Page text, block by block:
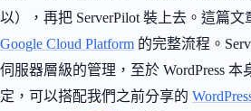
以），再把 ServerPilot 裝上去。這篇
Google Cloud Platform 的完整流程。
伺服器層級的管理，至於 WordPress 本
定，可以搭配我們之前分享的